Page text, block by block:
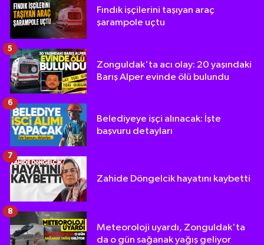
Fındık işçilerini taşıyan araç
şarampole uçtu
Zonguldak'ta acı olay: 20 yaşındaki
Barış Alper evinde ölü bulundu
5
Belediyeye işçi alınacak: İşte
başvuru detayları
6
Zahide Döngelcik hayatını kaybetti
7
Meteoroloji uyardı, Zonguldak'ta
da o gün sağanak yağış geliyor
8